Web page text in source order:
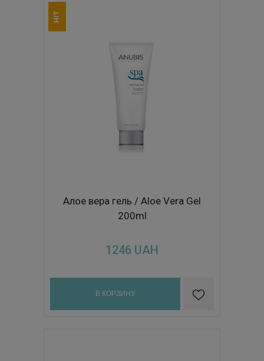
HIT
Алое вера гель / Aloe Vera Gel
200ml
1246 UAH
В КОРЗИНУ